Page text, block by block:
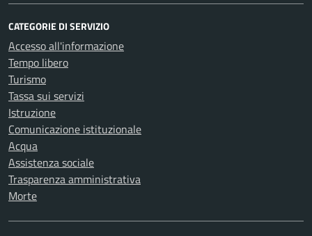
CATEGORIE DI SERVIZIO
Accesso all'informazione
Tempo libero
Turismo
Tassa sui servizi
Istruzione
Comunicazione istituzionale
Acqua
Assistenza sociale
Trasparenza amministrativa
Morte